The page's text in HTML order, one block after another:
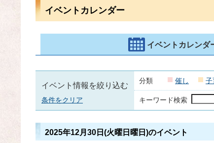
イベントカレンダー
イベントカレンダ
イベント情報を絞り込む
条件をクリア
分類 催し 子
キーワード検索
2025年12月30日(火曜日曜日)のイベント